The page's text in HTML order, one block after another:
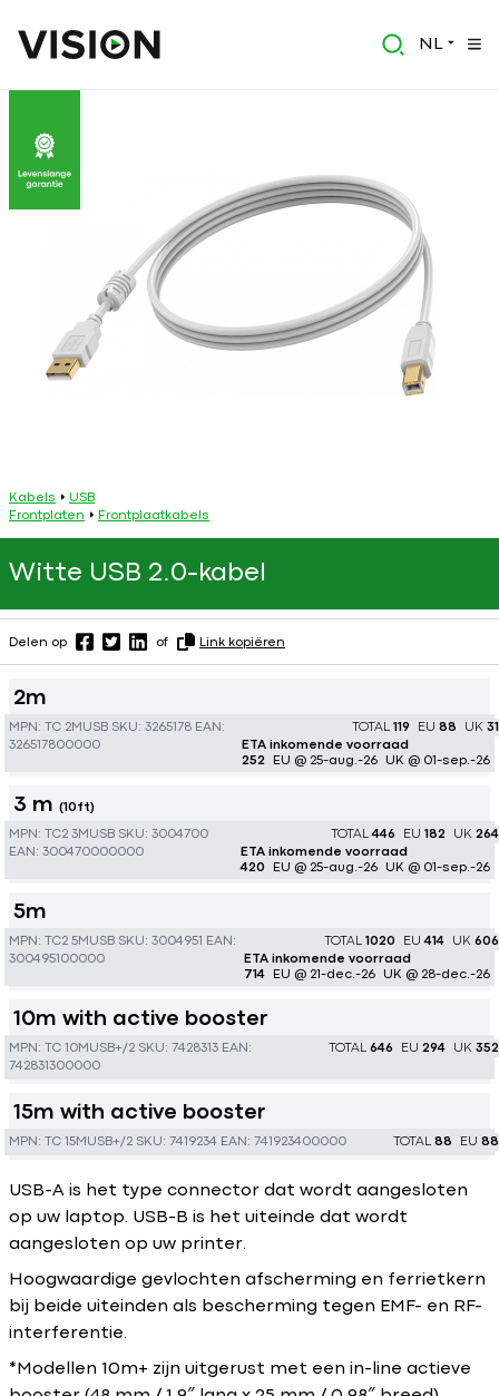
NL
Kabels
USB
Frontplaten
Frontplaatkabels
Witte USB 2.0-kabel
Delen op of Link kopiëren
2m
MPN: TC 2MUSB SKU: 3265178 EAN:
326517800000
TOTAL 119 EU 88 UK 31
ETA inkomende voorraad
252
EU @ 25-aug.-26 UK @ 01-sep.-26
3 m (10ft)
MPN: TC2 3MUSB SKU: 3004700
EAN: 300470000000
TOTAL446 EU 182 UK 264
ETA inkomende voorraad
420
EU @ 25-aug.-26 UK @ 01-sep.-26
5m
MPN: TC2 5MUSB SKU: 3004951
EAN:
300495100000
TOTAL 1020 EU414 UK 606
ETA inkomende voorraad
714
EU @ 21-dec.-26 UK @ 28-dec.-26
10m with active booster
MPN: TC 10MUSB+/2 SKU: 7428313 EAN:
742831300000
TOTAL 646 EU 294 UK 352
15m with active booster
MPN: TC 15MUSB+/2 SKU: 7419234 EAN: 741923400000 TOTAL 88 EU 88
USB-A is het type connector dat wordt aangesloten
op uw laptop. USB-B is het uiteinde dat wordt
aangesloten op uw printer.
Hoogwaardige gevlochten afscherming en ferrietkern
bij beide uiteinden als bescherming tegen EMF- en RF-
interferentie.
*Modellen 10m+ zijn uitgerust met een in-line actieve